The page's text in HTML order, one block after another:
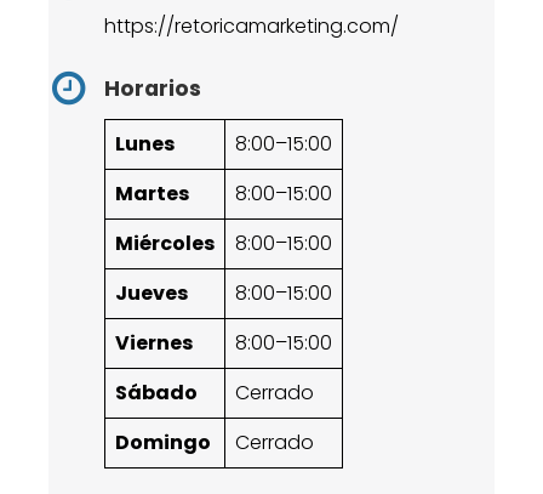
https://retoricamarketing.com/
Horarios
Lunes
8:00–15:00
Martes
8:00–15:00
Miércoles
8:00–15:00
Jueves
8:00–15:00
Viernes
8:00–15:00
Sábado
Cerrado
Domingo
Cerrado